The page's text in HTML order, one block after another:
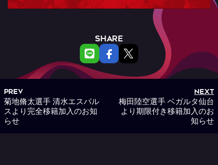
SHARE
PREV
菊地脩太選手 清水エスパル
スより完全移籍加入のお知
らせ
NEXT
梅田陸空選手 ベガルタ仙台
より期限付き移籍加入のお
知らせ